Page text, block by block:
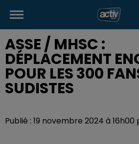
ASSE / MHSC :
DÉPLACEMENT
POUR LES 300
SUDISTES
Publié : 19 novembre 2024 à